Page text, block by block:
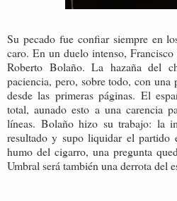
Su pecado fue confiar siempre en
caro. En un duelo intenso,
Roberto Bolaño. La hazaña del
paciencia, pero, sobre todo, con
desde las primeras páginas. El
total, aunado esto a una carencia
líneas. Bolaño hizo su trabajo: la
resultado y supo liquidar el partido
humo del cigarro, una pregunta
Umbral será también una derrota del